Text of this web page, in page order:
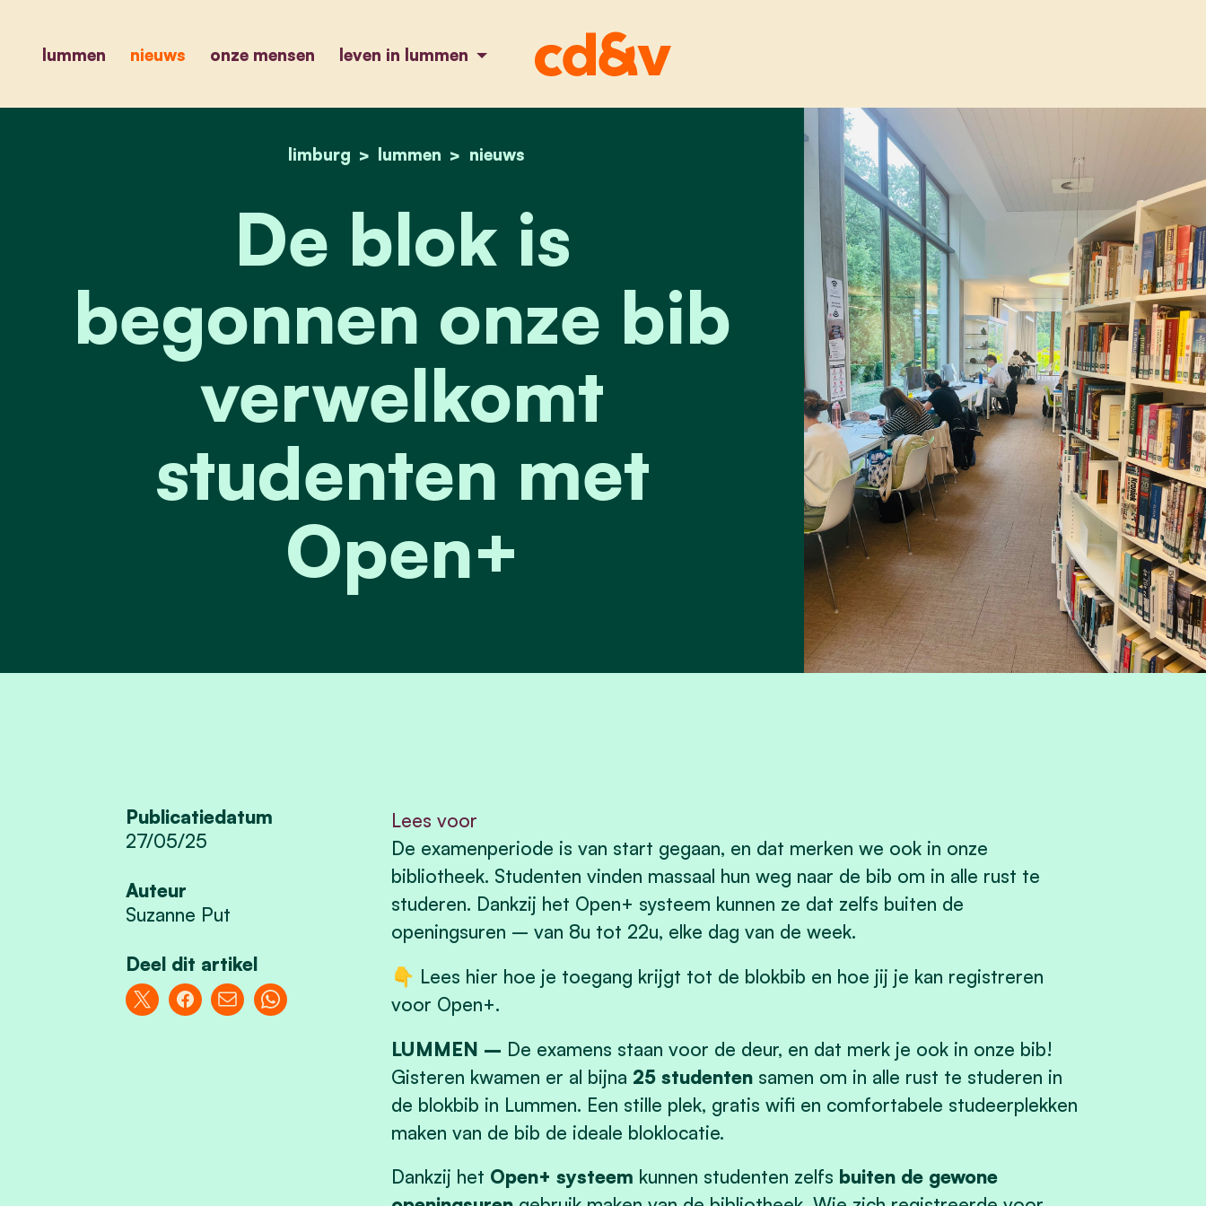
lummen nieuws onze mensen leven in lummen
home
limburg lummen nieuws
de blok is begonnen onze bib verwelkomt studenten met open+
De blok is
begonnen onze bib
verwelkomt
studenten met
Open+
Publicatiedatum
27/05/25
Auteur
Suzanne Put
Deel dit artikel
Lees voor
De examenperiode is van start gegaan, en dat merken we ook in onze
bibliotheek. Studenten vinden massaal hun weg naar de bib om in alle rust te
studeren. Dankzij het Open+ systeem kunnen ze dat zelfs buiten de
openingsuren – van 8u tot 22u, elke dag van de week.
👇 Lees hier hoe je toegang krijgt tot de blokbib en hoe jij je kan registreren
voor Open+.
LUMMEN – De examens staan voor de deur, en dat merk je ook in onze bib!
Gisteren kwamen er al bijna 25 studentensamen om in alle rust te studeren in
de blokbib in Lummen. Een stille plek, gratis wifi en comfortabele studeerplekken
maken van de bib de ideale bloklocatie.
Dankzij het Open+ systeem kunnen studenten zelfs buiten de gewone